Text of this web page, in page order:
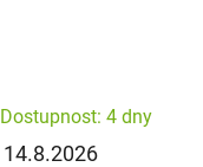
Dostupnost: 4 dny
14.8.2026